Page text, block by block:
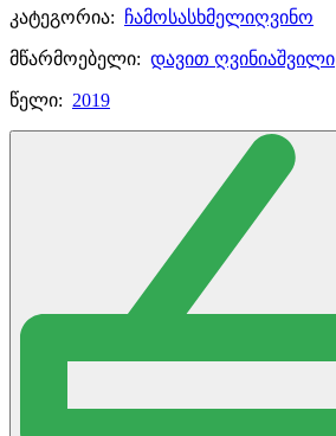
კატეგორია: ჩამოსასხმელიღვინო
მწარმოებელი: დავით ღვინიაშვილი
წელი: 2019